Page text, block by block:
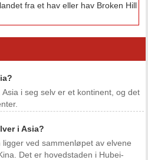
fra et hav eller hav Broken Hill
i seg selv er et kontinent, og det
i Asia?
ved sammenløpet av elvene
Det er hovedstaden i Hubei-